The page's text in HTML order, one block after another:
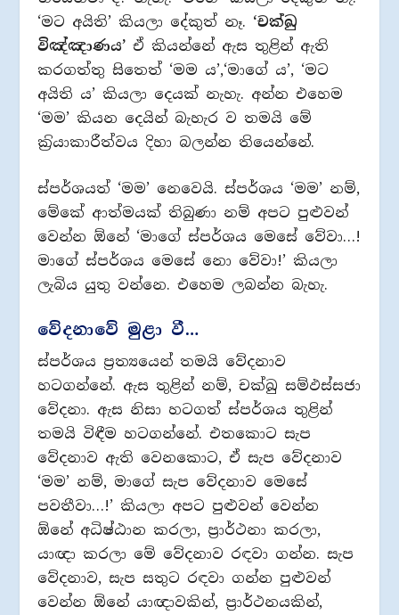
‘මට අයිති’ කියලා දේකුත් නෑ. ‘චක්ඛු
විඤ්ඤාණය’ ඒ කියන්නේ ඇස තුළින් ඇති
කරගත්තු සිතෙත් ‘මම ය’,‘මාගේ ය’, ‘මට
අයිති ය’ කියලා දෙයක් නැහැ. අන්න එහෙම
‘මම’ කියන දෙයින් බැහැර ව තමයි මේ
ක‍්‍රියාකාරීත්වය දිහා බලන්න තියෙන්නේ.
ස්පර්ශයත් ‘මම’ නෙවෙයි. ස්පර්ශය ‘මම’ නම්,
මේකේ ආත්මයක් තිබුණා නම් අපට පුළුවන්
වෙන්න ඕනේ ‘මාගේ ස්පර්ශය මෙසේ වේවා…!
මාගේ ස්පර්ශය මෙසේ නො වේවා!’ කියලා
ලැබිය යුතු වන්නෙ. එහෙම ලබන්න බැහැ.
වේදනාවේ මුළා වී…
ස්පර්ශය ප‍්‍රත්‍යයෙන් තමයි වේදනාව
හටගන්නේ. ඇස තුළින් නම්, චක්ඛු සම්ඵස්සජා
වේදනා. ඇස නිසා හටගත් ස්පර්ශය තුළින්
තමයි විඳීම හටගන්නේ. එතකොට සැප
වේදනාව ඇති වෙනකොට, ඒ සැප වේදනාව
‘මම’ නම්, මාගේ සැප වේදනාව මෙසේ
පවතීවා…!’ කියලා අපට පුළුවන් වෙන්න
ඕනේ අධිෂ්ඨාන කරලා, ප‍්‍රාර්ථනා කරලා,
යාඥා කරලා මේ වේදනාව රඳවා ගන්න. සැප
වේදනාව, සැප සතුට රඳවා ගන්න පුළුවන්
වෙන්න ඕනේ යාඥාවකින්, ප‍්‍රාර්ථනයකින්,